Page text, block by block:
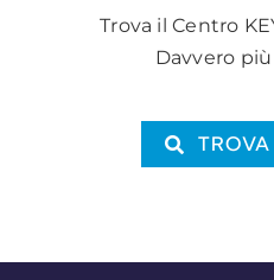
Trova il Centro
Davvero